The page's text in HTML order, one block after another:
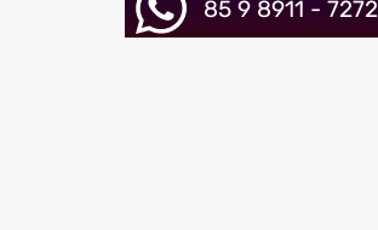
85 9 8911 - 7272